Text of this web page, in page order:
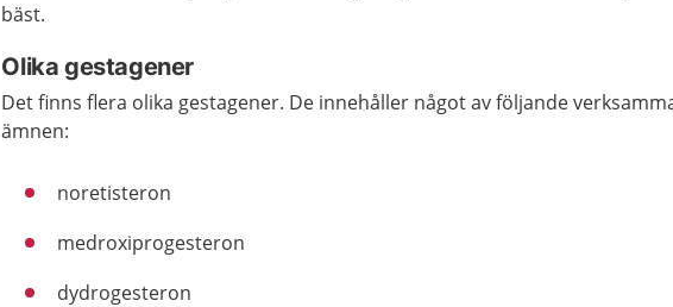
bäst.
Olika gestagener
Det finns flera olika gestagener. De innehåller något av följande
ämnen:
noretisteron
medroxiprogesteron
dydrogesteron